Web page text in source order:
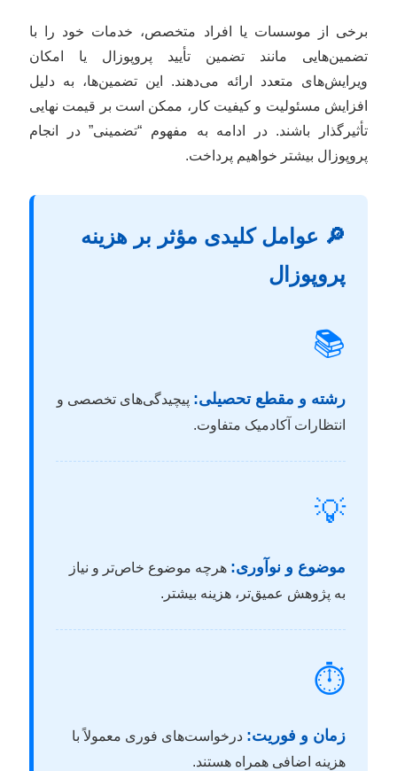
برخی از موسسات یا افراد متخصص، خدمات خود را با
تضمین‌هایی مانند تضمین تأیید پروپوزال یا امکان
ویرایش‌های متعدد ارائه می‌دهند. این تضمین‌ها، به دلیل
افزایش مسئولیت و کیفیت کار، ممکن است بر قیمت نهایی
تأثیرگذار باشند. در ادامه به مفهوم “تضمینی” در انجام
پروپوزال بیشتر خواهیم پرداخت.
🔎 عوامل کلیدی مؤثر بر هزینه
پروپوزال
📚
رشته و مقطع تحصیلی: پیچیدگی‌های تخصصی و
انتظارات آکادمیک متفاوت.
💡
موضوع و نوآوری: هرچه موضوع خاص‌تر و نیاز
به پژوهش عمیق‌تر، هزینه بیشتر.
⏱️
زمان و فوریت: درخواست‌های فوری معمولاً با
هزینه اضافی همراه هستند.